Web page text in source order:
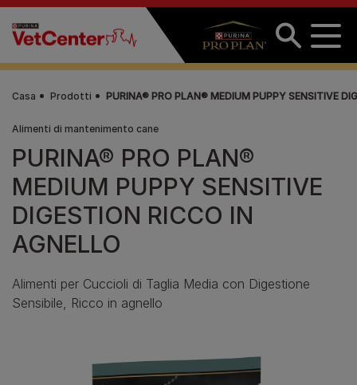
Salta al contenuto principale
Casa Prodotti PURINA® PRO PLAN® MEDIUM PUPPY SENSITIVE
Alimenti di mantenimento cane
PURINA® PRO PLAN®
MEDIUM PUPPY SENSITIVE
DIGESTION RICCO IN
AGNELLO
Alimenti per Cuccioli di Taglia Media con Digestione
Sensibile, Ricco in agnello